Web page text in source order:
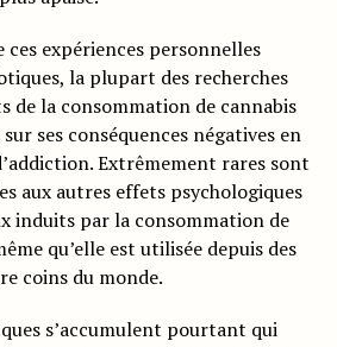
expériences personnelles
la plupart des recherches
de la consommation de cannabis
ses conséquences négatives en
Extrêmement rares sont
aux autres effets psychologiques
induits par la consommation de
qu’elle est utilisée depuis des
coins du monde.
s’accumulent pourtant qui